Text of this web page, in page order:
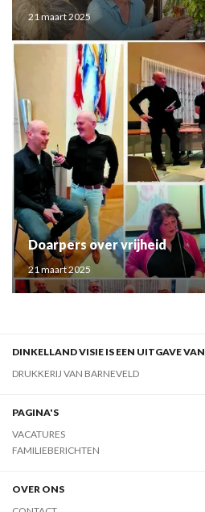
21 maart 2025
Doarpers over vrijheid
21 maart 2025
DINKELLAND VISIE IS EEN UITGAVE VAN
DRUKKERIJ VAN BARNEVELD
PAGINA'S
VACATURES
FAMILIEBERICHTEN
OVER ONS